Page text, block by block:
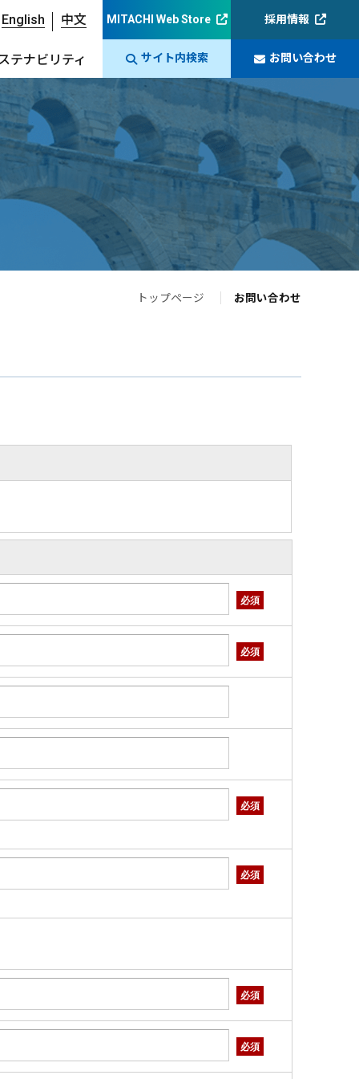
English 中文
テナビリティ
MITACHI Web Store 採用情報
サイト内検索 お問い合わせ
トップページ お問い合わせ
必須
必須
必須
必須
必須
必須